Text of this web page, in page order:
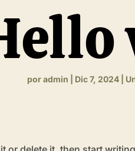
poradmin Dic 7, 2024|